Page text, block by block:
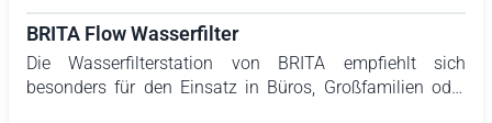
BRITA Flow Wasserfilter
Die Wasserfilterstation von BRITA empfiehlt sich
besonders für den Einsatz in Büros, Großfamilien oder